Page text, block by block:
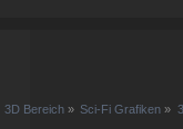
3D Bereich » Sci-Fi Grafiken »